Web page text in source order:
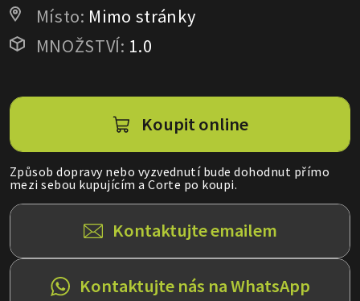
Místo: Mimo stránky
MNOŽSTVÍ: 1.0
Koupit online
Způsob dopravy nebo vyzvednutí bude dohodnut přímo
mezi sebou kupujícím a Corte po koupi.
Kontaktujte emailem
Kontaktujte nás na WhatsApp